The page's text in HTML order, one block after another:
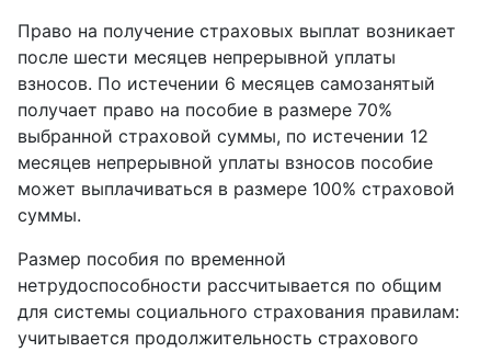
Право на получение страховых выплат возникает
после шести месяцев непрерывной уплаты
взносов. По истечении 6 месяцев самозанятый
получает право на пособие в размере 70%
выбранной страховой суммы, по истечении 12
месяцев непрерывной уплаты взносов пособие
может выплачиваться в размере 100% страховой
суммы.
Размер пособия по временной
нетрудоспособности рассчитывается по общим
для системы социального страхования правилам:
учитывается продолжительность страхового